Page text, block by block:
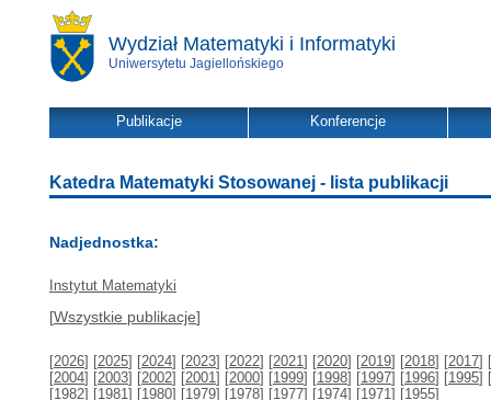
Wydział Matematyki i Informatyki
Uniwersytetu Jagiellońskiego
Publikacje Konferencje
Katedra Matematyki Stosowanej - lista publikacji
Nadjednostka:
Instytut Matematyki
[Wszystkie publikacje]
[2026] [2025] [2024] [2023] [2022] [2021] [2020] [2019] [2018] [2017] [
[2004] [2003] [2002] [2001] [2000] [1999] [1998] [1997] [1996] [1995] [
[1982] [1981] [1980] [1979] [1978] [1977] [1974] [1971] [1955]